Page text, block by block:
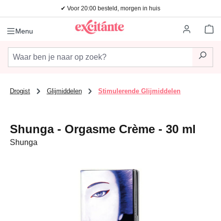
Ga naar de hoofdinhoud✔ Voor 20:00 besteld, morgen in huis
Menu
Drogist Glijmiddelen Stimulerende Glijmiddelen
Shunga - Orgasme Crème - 30 ml
Shunga